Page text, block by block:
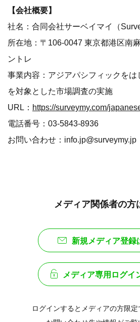
【会社概要】
社名：合同会社サーベイマイ（
所在地：〒106-0047 東京都港区南
ントレ
事業内容：アジアパシフィックをは
を対象とした市場調査の実施
URL： https://surveymy.com/
電話番号：03-5843-8936
お問い合わせ：info.jp@surveymy.jp
メディア関係者の方
新規メディア登録
メディア専用ログイ
ログインするとメディアの方限